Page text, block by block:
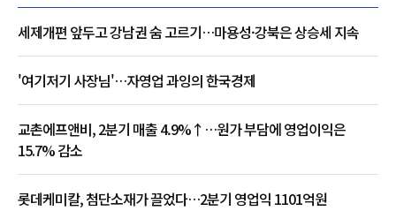
세제개편 앞두고 강남권 숨 고르기…마용성·강북은 상승세 지속
'여기저기 사장님'…자영업 과잉의 한국경제
교촌에프앤비, 2분기 매출 4.9%↑…원가 부담에 영업이익은
15.7% 감소
롯데케미칼, 첨단소재가 끌었다…2분기 영업익 1101억원